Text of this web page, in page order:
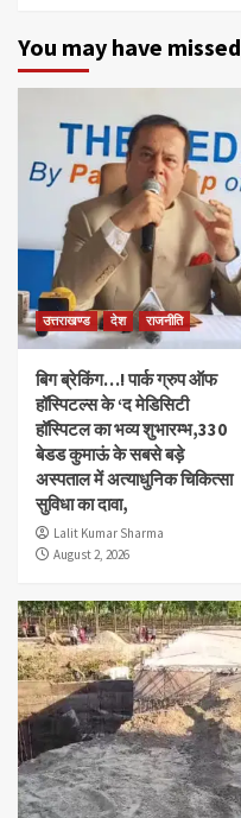
You may have missed
उत्तराखण्ड देश राजनीति
बिग ब्रेकिंग…! पार्क ग्रुप ऑफ
हॉस्पिटल्स के ‘द मेडिसिटी
हॉस्पिटल का भव्य शुभारम्भ,330
बेडड कुमाऊं के सबसे बड़े
अस्पताल में अत्याधुनिक चिकित्सा
सुविधा का दावा,
Lalit Kumar Sharma
August 2, 2026